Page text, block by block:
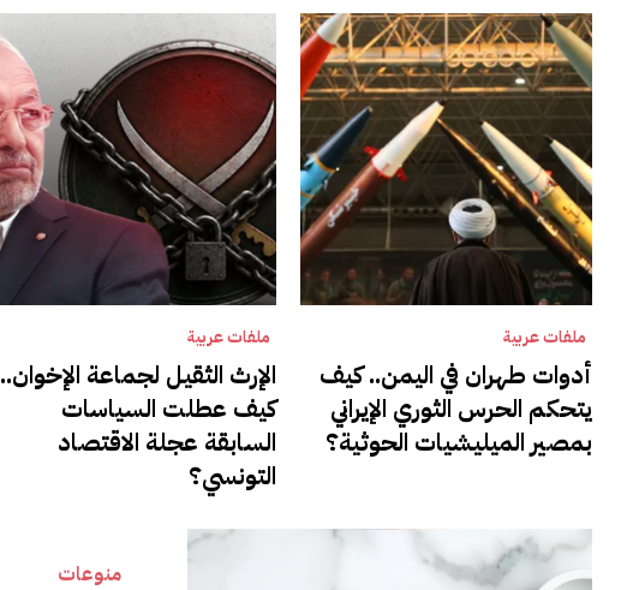
ملفات عربية
أدوات طهران في اليمن.. كيف
يتحكم الحرس الثوري الإيراني
بمصير الميليشيات الحوثية؟
ملفات عربية
الإرث الثقيل لجماعة الإخوان..
كيف عطلت السياسات
السابقة عجلة الاقتصاد
التونسي؟
منوعات